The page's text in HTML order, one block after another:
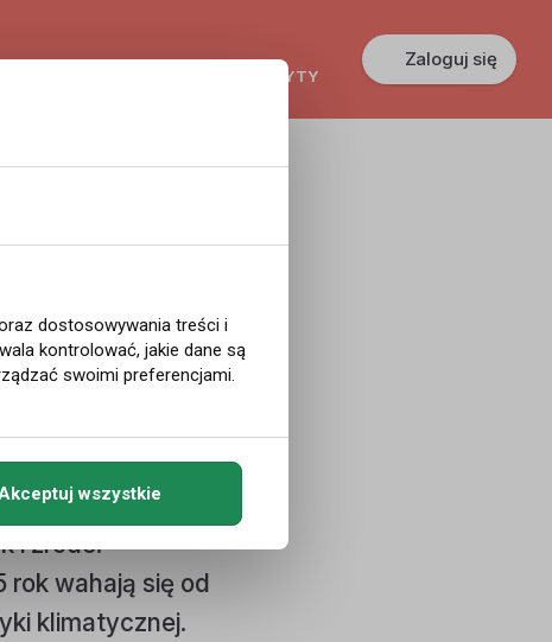
KREDYTY
Zaloguj się
zarobi
od...
przez
na
i źródeł
rok wahają się od
klimatycznej.
dostosowywania treści i
kontrolować, jakie dane są
swoimi preferencjami.
wszystkie